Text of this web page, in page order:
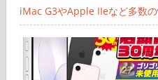
iMac G3やApple IIeなど多数